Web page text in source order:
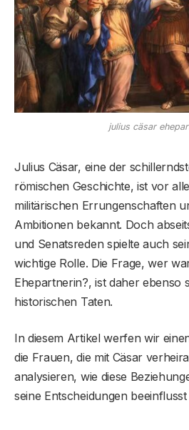
julius cäsar
Julius Cäsar, eine der
römischen Geschichte, ist vor
militärischen Errungenschaften
Ambitionen bekannt. Doch
und Senatsreden spielte auch
wichtige Rolle. Die Frage, wer
Ehepartnerin?, ist daher ebenso
historischen Taten.
In diesem Artikel werfen wir
die Frauen, die mit Cäsar
analysieren, wie diese
seine Entscheidungen